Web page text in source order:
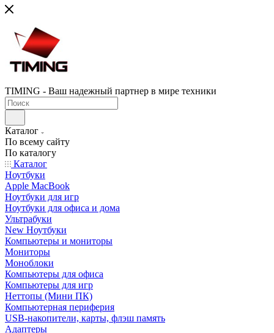
TIMING - Ваш надежный партнер в мире техники
Каталог
По всему сайту
По каталогу
Каталог
Ноутбуки
Apple MacBook
Ноутбуки для игр
Ноутбуки для офиса и дома
Ультрабуки
New Ноутбуки
Компьютеры и мониторы
Мониторы
Моноблоки
Компьютеры для офиса
Компьютеры для игр
Неттопы (Мини ПК)
Компьютерная периферия
USB-накопители, карты, флэш память
Адаптеры